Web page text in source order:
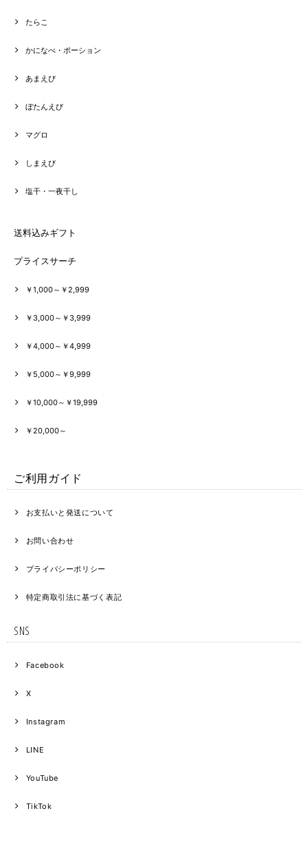
たらこ
かになべ・ポーション
あまえび
ぼたんえび
マグロ
しまえび
塩干・一夜干し
送料込みギフト
プライスサーチ
￥1,000～￥2,999
￥3,000～￥3,999
￥4,000～￥4,999
￥5,000～￥9,999
￥10,000～￥19,999
￥20,000～
ご利用ガイド
お支払いと発送について
お問い合わせ
プライバシーポリシー
特定商取引法に基づく表記
SNS
Facebook
X
Instagram
LINE
YouTube
TikTok